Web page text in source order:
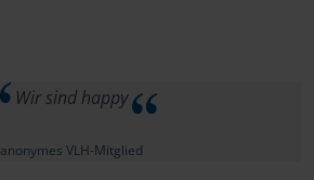
Wir sind happy
anonymes VLH-Mitglied